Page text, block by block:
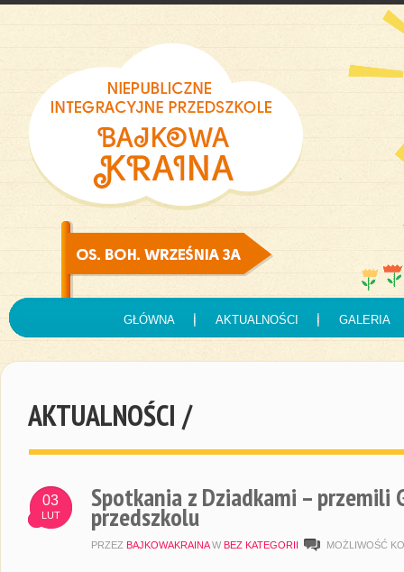
GŁÓWNA AKTUALNOŚCI GALERIA
AKTUALNOŚCI /
03
LUT
Spotkania z Dziadkami – przemili
przedszkolu
PRZEZ BAJKOWAKRAINA W BEZ KATEGORII MOŻLIWOŚĆ